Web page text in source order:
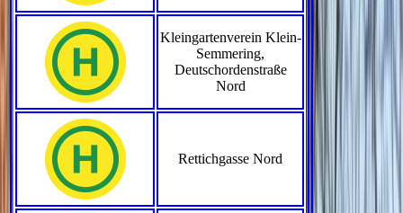
Kleingartenverein Klein-
Semmering,
Deutschordenstraße
Nord
Rettichgasse Nord